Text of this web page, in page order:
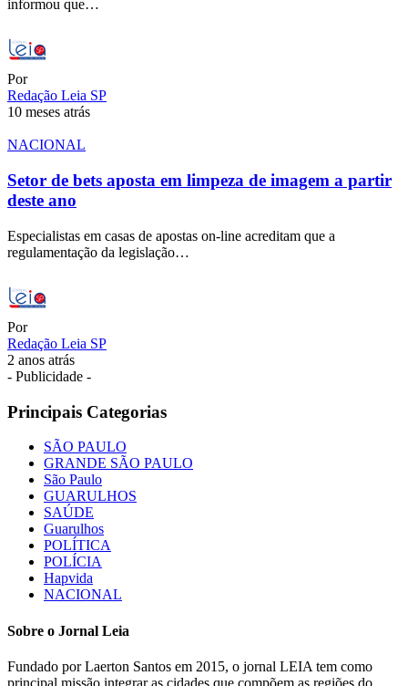
informou que…
Por
Redação Leia SP
10 meses atrás
NACIONAL
Setor de bets aposta em limpeza de imagem a partir
deste ano
Especialistas em casas de apostas on-line acreditam que a
regulamentação da legislação…
Por
Redação Leia SP
2 anos atrás
- Publicidade -
Principais Categorias
SÃO PAULO
GRANDE SÃO PAULO
São Paulo
GUARULHOS
SAÚDE
Guarulhos
POLÍTICA
POLÍCIA
Hapvida
NACIONAL
Sobre o Jornal Leia
Fundado por Laerton Santos em 2015, o jornal LEIA tem como
principal missão integrar as cidades que compõem as regiões do